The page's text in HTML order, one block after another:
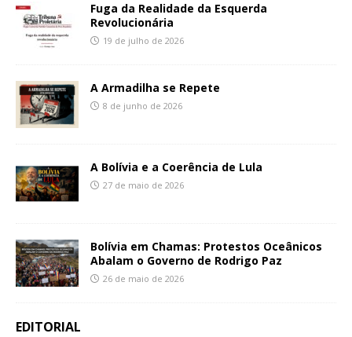
Fuga da Realidade da Esquerda
Revolucionária
19 de julho de 2026
A Armadilha se Repete
8 de junho de 2026
A Bolívia e a Coerência de Lula
27 de maio de 2026
Bolívia em Chamas: Protestos Oceânicos
Abalam o Governo de Rodrigo Paz
26 de maio de 2026
EDITORIAL